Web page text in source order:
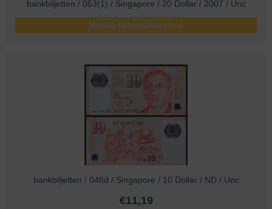
bankbiljetten / 053(1) / Singapore / 20 Dollar / 2007 / Unc
Melding bij beschikbaarheid
bankbiljetten / 048d / Singapore / 10 Dollar / ND / Unc
€11,19